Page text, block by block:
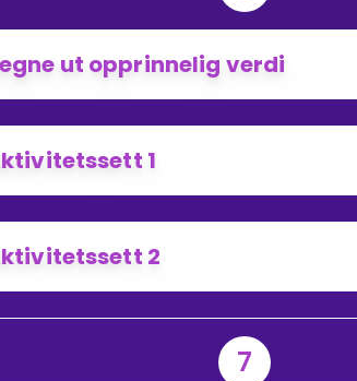
ut opprinnelig verdi
1
2
7